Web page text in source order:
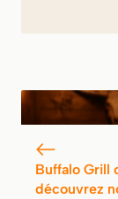
Buffalo Grill
découvrez